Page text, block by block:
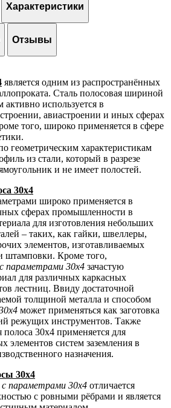
Характеристики
Отзывы
является одним из распространённых
Сталь полосовая шириной
используется в
авиастроении и иных сферах
того, широко применяется в сфере
геометрическим характеристикам
из стали, который в разрезе
и не имеет полостей.
30х4
широко применяется в
сферах промышленности в
для изготовления небольших
– таких, как гайки, швеллеры,
элементов, изготавливаемых
штамповки. Кроме того,
параметрами 30х4 зачастую
для различных каркасных
лестниц. Ввиду достаточной
толщиной металла и способом
может применяться как заготовка
режущих инструментов. Также
полоса 30х4 применяется для
элементов систем заземления в
назначения.
30х4
параметрами 30х4 отличается
с ровными рёбрами и является